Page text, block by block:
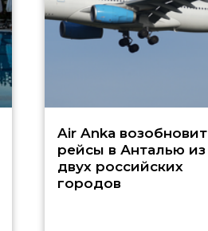
Air Anka возобновит
рейсы в Анталью из
двух российских
городов